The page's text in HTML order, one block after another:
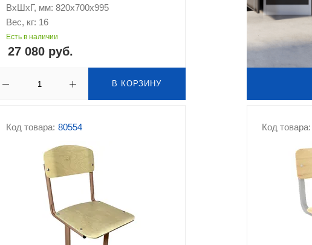
ВхШхГ, мм: 820х700х995
Вес, кг: 16
Есть в наличии
27 080 руб.
В КОРЗИНУ
Код товара: 80554 Код товара: